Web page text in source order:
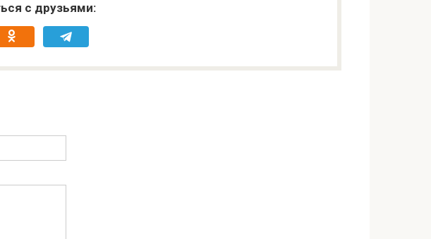
с друзьями: